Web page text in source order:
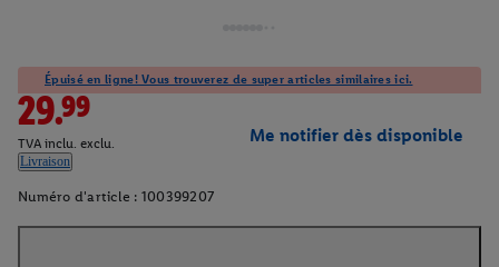
Épuisé en ligne! Vous trouverez de super articles similaires ici.
29.99
TVA inclu. exclu.
Livraison
Me notifier dès disponible
Numéro d'article : 100399207